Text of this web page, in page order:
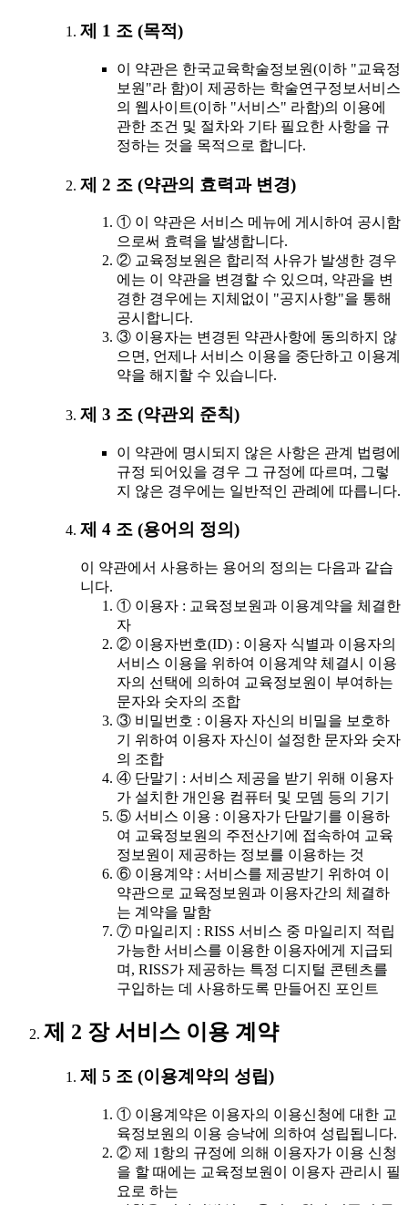
제 1 조 (목적)
이 약관은 한국교육학술정보원(이하 "교육정
보원"라 함)이 제공하는 학술연구정보서비스
의 웹사이트(이하 "서비스" 라함)의 이용에
관한 조건 및 절차와 기타 필요한 사항을 규
정하는 것을 목적으로 합니다.
제 2 조 (약관의 효력과 변경)
① 이 약관은 서비스 메뉴에 게시하여 공시함
으로써 효력을 발생합니다.
② 교육정보원은 합리적 사유가 발생한 경우
에는 이 약관을 변경할 수 있으며, 약관을 변
경한 경우에는 지체없이 "공지사항"을 통해
공시합니다.
③ 이용자는 변경된 약관사항에 동의하지 않
으면, 언제나 서비스 이용을 중단하고 이용계
약을 해지할 수 있습니다.
제 3 조 (약관외 준칙)
이 약관에 명시되지 않은 사항은 관계 법령에
규정 되어있을 경우 그 규정에 따르며, 그렇
지 않은 경우에는 일반적인 관례에 따릅니다.
제 4 조 (용어의 정의)
이 약관에서 사용하는 용어의 정의는 다음과 같습
니다.
① 이용자 : 교육정보원과 이용계약을 체결한
자
② 이용자번호(ID) : 이용자 식별과 이용자의
서비스 이용을 위하여 이용계약 체결시 이용
자의 선택에 의하여 교육정보원이 부여하는
문자와 숫자의 조합
③ 비밀번호 : 이용자 자신의 비밀을 보호하
기 위하여 이용자 자신이 설정한 문자와 숫자
의 조합
④ 단말기 : 서비스 제공을 받기 위해 이용자
가 설치한 개인용 컴퓨터 및 모뎀 등의 기기
⑤ 서비스 이용 : 이용자가 단말기를 이용하
여 교육정보원의 주전산기에 접속하여 교육
정보원이 제공하는 정보를 이용하는 것
⑥ 이용계약 : 서비스를 제공받기 위하여 이
약관으로 교육정보원과 이용자간의 체결하
는 계약을 말함
⑦ 마일리지 : RISS 서비스 중 마일리지 적립
가능한 서비스를 이용한 이용자에게 지급되
며, RISS가 제공하는 특정 디지털 콘텐츠를
구입하는 데 사용하도록 만들어진 포인트
제 2 장 서비스 이용 계약
제 5 조 (이용계약의 성립)
① 이용계약은 이용자의 이용신청에 대한 교
육정보원의 이용 승낙에 의하여 성립됩니다.
② 제 1항의 규정에 의해 이용자가 이용 신청
을 할 때에는 교육정보원이 이용자 관리시 필
요로 하는